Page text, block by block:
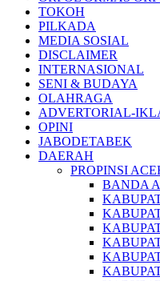
TOKOH
PILKADA
MEDIA SOSIAL
DISCLAIMER
INTERNASIONAL
SENI & BUDAYA
OLAHRAGA
ADVERTORIAL-
OPINI
JABODETABEK
DAERAH
PROPINSI
BANDA